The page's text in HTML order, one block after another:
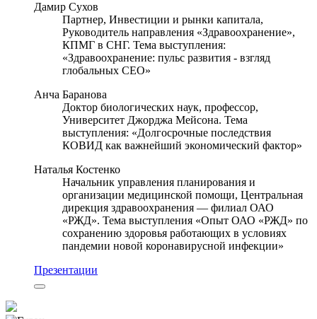
Дамир Сухов
Партнер, Инвестиции и рынки капитала,
Руководитель направления «Здравоохранение»,
КПМГ в СНГ. Тема выступления:
«Здравоохранение: пульс развития - взгляд
глобальных CEO»
Анча Баранова
Доктор биологических наук, профессор,
Университет Джорджа Мейсона. Тема
выступления: «Долгосрочные последствия
КОВИД как важнейший экономический фактор»
Наталья Костенко
Начальник управления планирования и
организации медицинской помощи, Центральная
дирекция здравоохранения — филиал ОАО
«РЖД». Тема выступления «Опыт ОАО «РЖД» по
сохранению здоровья работающих в условиях
пандемии новой коронавирусной инфекции»
Презентации